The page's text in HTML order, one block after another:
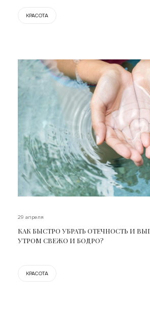
КРАСОТА
29 апреля
КАК БЫСТРО УБРАТЬ ОТЕЧНОСТЬ И
УТРОМ СВЕЖО И БОДРО?
КРАСОТА